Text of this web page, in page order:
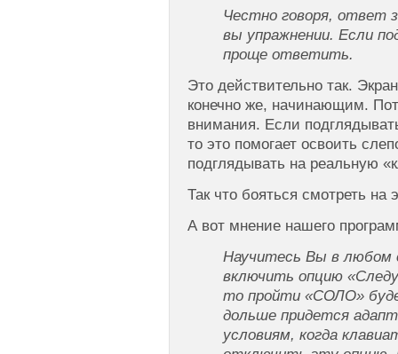
Честно говоря, ответ
вы упражнении. Если
проще ответить.
Это действительно так.
конечно же, начинающим.
внимания. Если
то это помогает освоить
подглядывать на реальную
Так что бояться смотреть на
А вот мнение нашего
Научитесь Вы в любом
включить опцию
то пройти «СОЛО»
дольше придется
условиям, когда